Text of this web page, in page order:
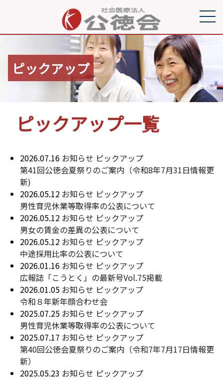
ピックアップ
ピックアップ一覧
2026.07.16 お知らせ ピックアップ
第41回公徳会夏祭りのご案内（令和8年7月31日情報更
新)
2026.05.12 お知らせ ピックアップ
男性育児休業等取得率の公表について
2026.05.12 お知らせ ピックアップ
男女の賃金の差異の公表について
2026.05.12 お知らせ ピックアップ
中途採用比率の公表について
2026.01.16 お知らせ ピックアップ
広報誌「こうとく」の最新号Vol.75掲載
2026.01.05 お知らせ ピックアップ
令和８年新年顔合わせ会
2025.07.25 お知らせ ピックアップ
男性育児休業等取得率の公表について
2025.07.17 お知らせ ピックアップ
第40回公徳会夏祭りのご案内（令和7年7月17日情報更
新）
2025.05.23 お知らせ ピックアップ